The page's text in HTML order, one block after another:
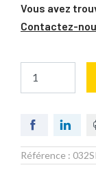
Vous avez
Contactez-
Référence :